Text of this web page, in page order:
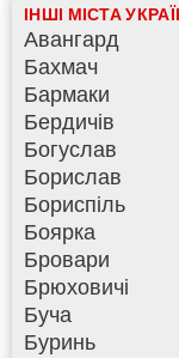
ІНШІ МІСТА
Авангард
Бахмач
Бармаки
Бердичів
Богуслав
Борислав
Бориспіль
Боярка
Бровари
Брюховичі
Буча
Буринь